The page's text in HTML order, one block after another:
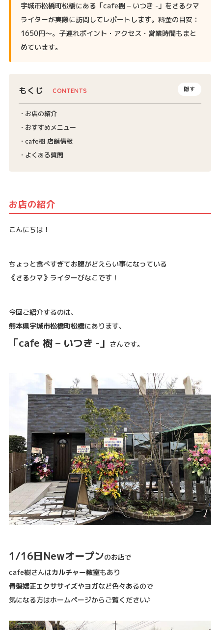
宇城市松橋町松橋にある「cafe樹 – いつき -」をさるクマ
ライターが実際に訪問してレポートします。料金の目安：
1650円〜。子連れポイント・アクセス・営業時間もまと
めています。
もくじ 隠す
お店の紹介
おすすめメニュー
cafe樹 店舗情報
よくある質問
お店の紹介
こんにちは！
ちょっと食べすぎてお腹がどえらい事になっている
《さるクマ》ライターびなこです！
今回ご紹介するのは、
熊本県宇城市松橋町松橋にあります、
「cafe 樹 – いつき -」 さんです。
1/16日Newオープンのお店で
cafe樹さんはカルチャー教室もあり
骨盤矯正エクササイズやヨガなど色々あるので
気になる方はホームページからご覧ください♪